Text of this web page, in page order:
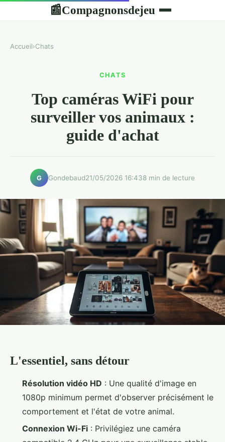
📰Compagnonsdejeu
Accueil›Chats
CHATS
Top caméras WiFi pour
surveiller vos animaux :
guide d'achat
G Gondebaud21/05/2026 16:438 min de lecture
L'essentiel, sans détour
Résolution vidéo HD : Une qualité d'image en
1080p minimum permet d'observer précisément le
comportement et l'état de votre animal.
Connexion Wi-Fi : Privilégiez une caméra